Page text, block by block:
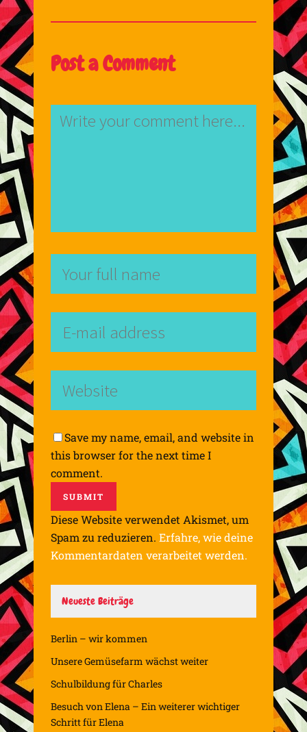
Post a Comment
Save my name, email, and website in
this browser for the next time I
comment.
Diese Website verwendet Akismet, um
Spam zu reduzieren. Erfahre, wie deine
Kommentardaten verarbeitet werden.
Neueste Beiträge
Berlin – wir kommen
Unsere Gemüsefarm wächst weiter
Schulbildung für Charles
Besuch von Elena – Ein weiterer wichtiger
Schritt für Elena